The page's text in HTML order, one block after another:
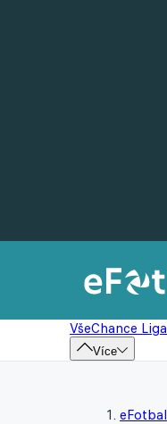
VšeChance Liga
Více
eFotbal